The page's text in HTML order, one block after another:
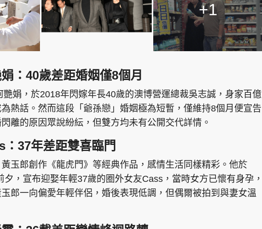
+1
：40歲差距婚姻僅8個月
艷娟，於2018年閃嫁年長40歲的澳博營運總裁吳志誠，身家百億
熱話。然而這段「爺孫戀」婚姻極為短暫，僅維持8個月便宣告
離的原因眾說紛紜，但雙方均未有公開交代詳情。
：37年差距雙喜臨門
玉郎創作《龍虎門》等經典作品，感情生活同樣精彩。他於
夕，宣布迎娶年輕37歲的圈外女友Cass，當時女方已懷有身孕，
郎一向偏愛年輕伴侶，婚後表現低調，但偶爾被拍到與妻女溫